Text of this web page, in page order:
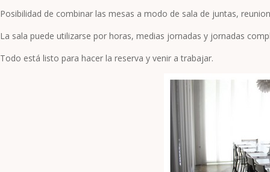
Posibilidad de combinar las mesas a modo de sala de juntas,
La sala puede utilizarse por horas, medias jornadas y jornadas
Todo está listo para hacer la reserva y venir a trabajar.